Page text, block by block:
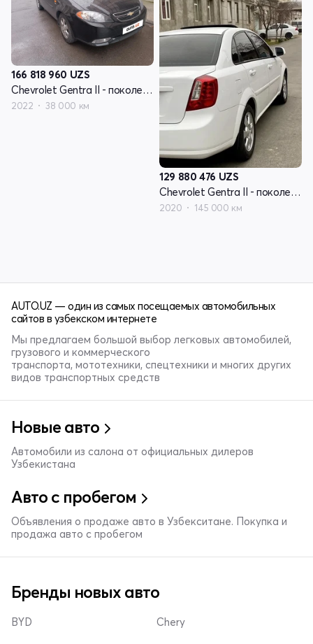
166 818 960 UZS
Chevrolet Gentra II - поколение
2022 38 000 км
129 880 476 UZS
Chevrolet Gentra II - поколение
2020 145 000 км
AUTO.UZ — один из самых посещаемых автомобильных
сайтов в узбекском интернете
Мы предлагаем большой выбор легковых автомобилей,
грузового и коммерческого
транспорта, мототехники, спецтехники и многих других
видов транспортных средств
Новые авто
Автомобили из салона от официальных дилеров
Узбекистана
Авто с пробегом
Объявления о продаже авто в Узбекситане. Покупка и
продажа авто с пробегом
Бренды новых авто
BYD Chery